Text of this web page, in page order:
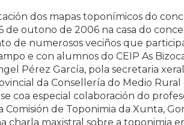
dos mapas toponímicos do
de outono de 2006 na casa do
de numerosos veciños que
e con alumnos do CEIP As
Pérez García, pola secretaria
da Consellería do Medio Rural
coa especial colaboración do
Comisión de Toponimia da Xunta,
charla maxistral sobre a toponimia